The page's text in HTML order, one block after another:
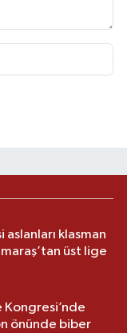
aslanları klasman
üst lige
Kongresi’nde
önünde biber